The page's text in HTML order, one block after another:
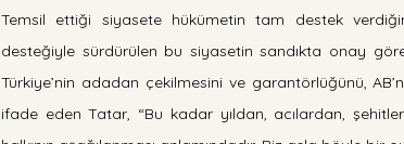
Temsil ettiği siyasete hükümetin tam destek
desteğiyle sürdürülen bu siyasetin sandıkta onay
Türkiye’nin adadan çekilmesini ve garantörlüğünü,
ifade eden Tatar, “Bu kadar yıldan, acılardan,